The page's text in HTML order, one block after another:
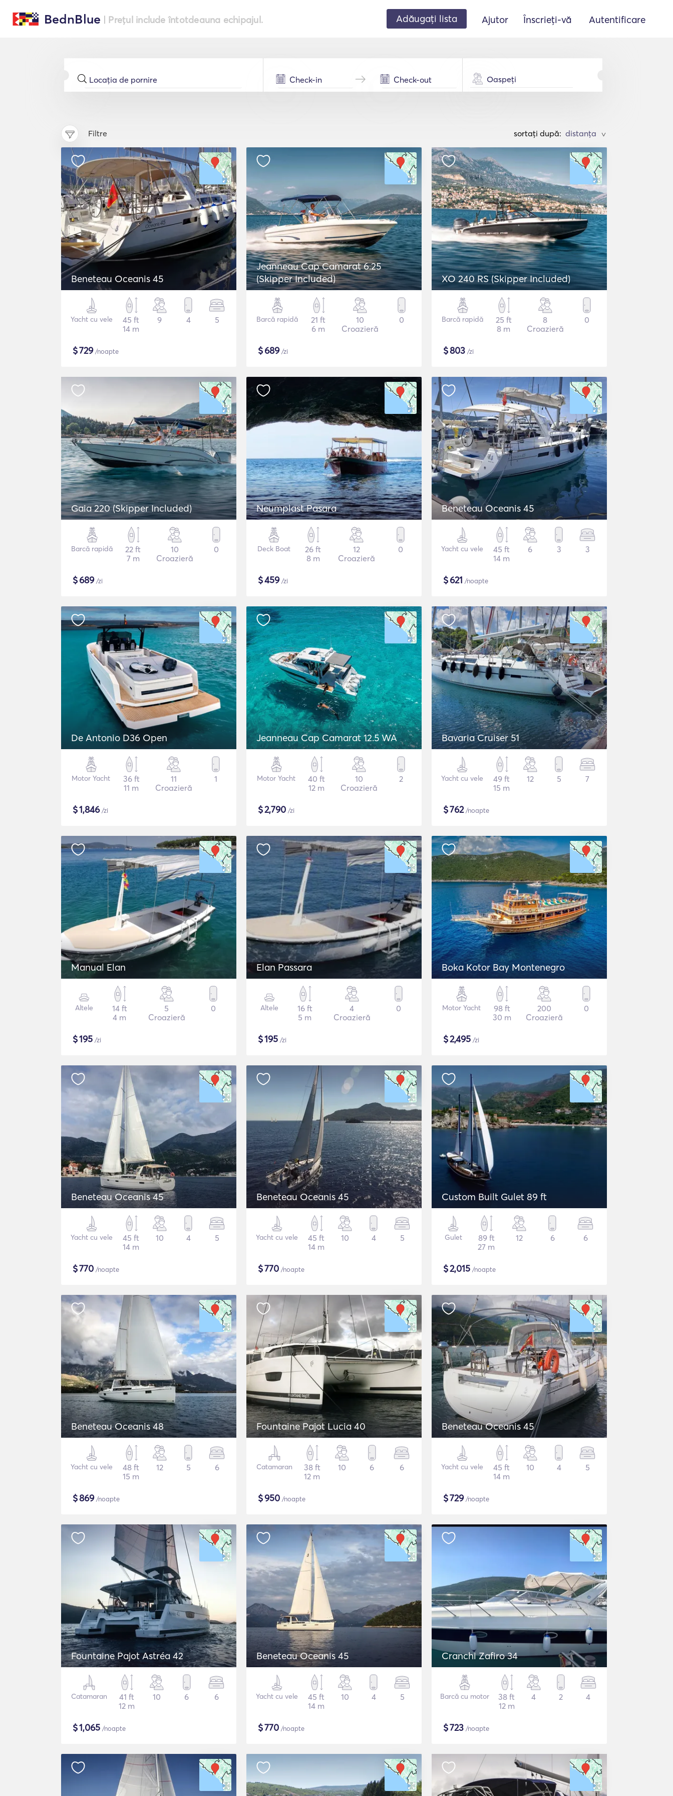
BednBlue | Prețul include întotdeauna echipajul. Adăugați lista Ajutor Înscrieți-vă Autentificare
Oaspeți
Filtre sortați după: >
Beneteau Oceanis 45
Yacht cu vele
45 ft
14 m
9 4 5
$729/noapte
Jeanneau Cap Camarat 6.25
(Skipper Included)
Barcă rapidă
21 ft
6 m
10
Croazieră
0
$689/zi
XO 240 RS (Skipper Included)
Barcă rapidă
25 ft
8 m
8
Croazieră
0
$803 /zi
Gaia 220 (Skipper Included)
Barcă rapidă
22 ft
7 m
10
Croazieră
0
$689/zi
Neumplast Pasara
Deck Boat
26 ft
8 m
12
Croazieră
0
$459/zi
Beneteau Oceanis 45
Yacht cu vele
45 ft
14 m
6 3 3
$621 /noapte
De Antonio D36 Open
Motor Yacht
36 ft
11 m
11
Croazieră
1
$1,846/zi
Jeanneau Cap Camarat 12.5 WA
Motor Yacht
40 ft
12 m
10
Croazieră
2
$2,790 /zi
Bavaria Cruiser 51
Yacht cu vele
49 ft
15 m
12 5 7
$762/noapte
Manual Elan
Altele
14 ft
4 m
5
Croazieră
0
$195 /zi
Elan Passara
Altele
16 ft
5 m
4
Croazieră
0
$195 /zi
Boka Kotor Bay Montenegro
Motor Yacht
98 ft
30 m
200
Croazieră
0
$2,495 /zi
Beneteau Oceanis 45
Yacht cu vele
45 ft
14 m
10 4 5
$770 /noapte
Beneteau Oceanis 45
Yacht cu vele
45 ft
14 m
10 4 5
$770 /noapte
Custom Built Gulet 89 ft
Gulet
89 ft
27 m
12 6 6
$2,015 /noapte
Beneteau Oceanis 48
Yacht cu vele
48 ft
15 m
12 5 6
$869/noapte
Fountaine Pajot Lucia 40
Catamaran
38 ft
12 m
10 6 6
$950 /noapte
Beneteau Oceanis 45
Yacht cu vele
45 ft
14 m
10 4 5
$729/noapte
Fountaine Pajot Astréa 42
Catamaran
41 ft
12 m
10 6 6
$1,065 /noapte
Beneteau Oceanis 45
Yacht cu vele
45 ft
14 m
10 4 5
$770 /noapte
Cranchi Zafiro 34
Barcă cu motor
38 ft
12 m
4 2 4
$723 /noapte